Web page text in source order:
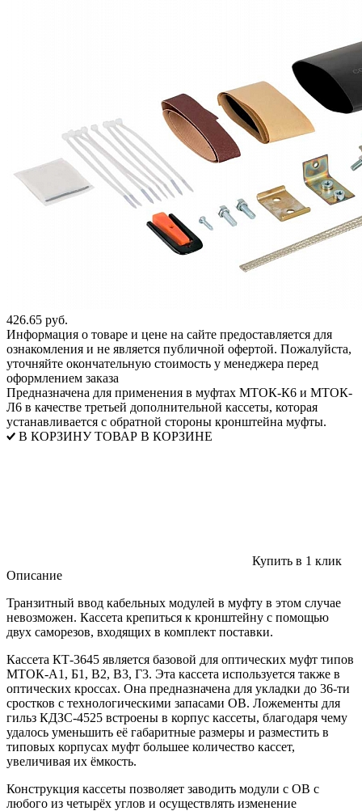
426.65 руб.
Информация о товаре и цене на сайте предоставляется для
ознакомления и не является публичной офертой. Пожалуйста,
уточняйте окончательную стоимость у менеджера перед
оформлением заказа
Предназначена для применения в муфтах МТОК-К6 и МТОК-
Л6 в качестве третьей дополнительной кассеты, которая
устанавливается с обратной стороны кронштейна муфты.
В КОРЗИНУ ТОВАР В КОРЗИНЕ
Купить в 1 клик
Описание
Транзитный ввод кабельных модулей в муфту в этом случае
невозможен. Кассета крепиться к кронштейну с помощью
двух саморезов, входящих в комплект поставки.
Кассета КТ-3645 является базовой для оптических муфт типов
МТОК-А1, Б1, В2, В3, Г3. Эта кассета используется также в
оптических кроссах. Она предназначена для укладки до 36-ти
сростков с технологическими запасами ОВ. Ложементы для
гильз КДЗС-4525 встроены в корпус кассеты, благодаря чему
удалось уменьшить её габаритные размеры и разместить в
типовых корпусах муфт большее количество кассет,
увеличивая их ёмкость.
Конструкция кассеты позволяет заводить модули с ОВ с
любого из четырёх углов и осуществлять изменение